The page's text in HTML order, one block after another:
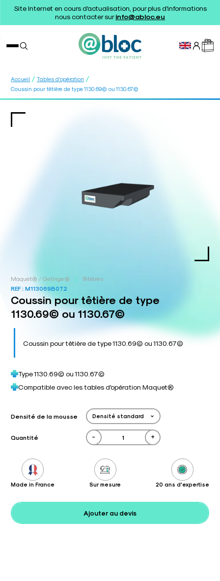
Site Internet en cours d'actualisation, pour plus d'informations
nous contacter surinfo@abloc.eu
Accueil / Tables d’opération /
Coussin pour têtière de type 1130.69© ou 1130.67©
Maquet® / Getinge® /
Têtières
REF :M113069B0T2
Coussin pour têtière de type
1130.69© ou 1130.67©
Coussin pour têtière de type 1130.69© ou 1130.67©
Type 1130.69© ou 1130.67©
Compatible avec les tables d'opération Maquet®
Densité de la mousse
Quantité - +
Made in France Sur mesure 20 ans d'expertise
Ajouter au devis